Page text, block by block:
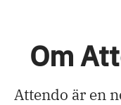
Om
Attendo är en